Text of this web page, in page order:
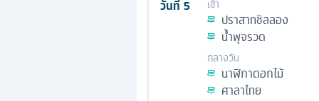
วันที่ 5 เช้า
ปราสาทชิลลอง
น้ำพุจรวด
กลางวัน
นาฬิกาดอกไม้
ศาลาไทย